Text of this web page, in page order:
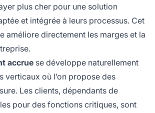
plus cher pour une solution
et intégrée à leurs processus. Cet
améliore directement les marges et la
accrue se développe naturellement
verticaux où l’on propose des
Les clients, dépendants de
pour des fonctions critiques, sont